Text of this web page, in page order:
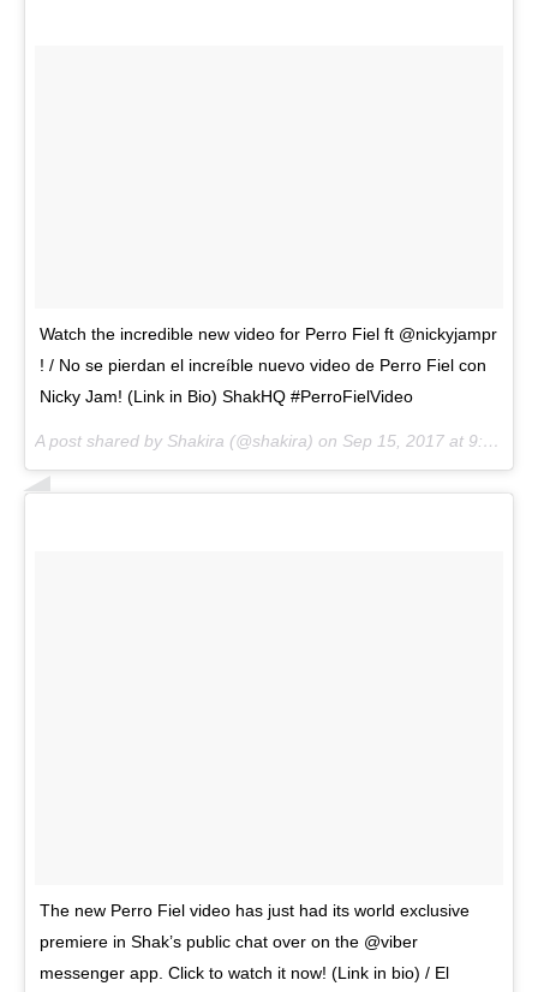
Watch the incredible new video for Perro Fiel ft @nickyjampr
! / No se pierdan el increíble nuevo video de Perro Fiel con
Nicky Jam! (Link in Bio) ShakHQ #PerroFielVideo
A post shared by Shakira (@shakira) on Sep 15, 2017 at 9:08am PDT
The new Perro Fiel video has just had its world exclusive
premiere in Shak’s public chat over on the @viber
messenger app. Click to watch it now! (Link in bio) / El